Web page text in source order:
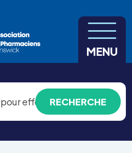
MENU